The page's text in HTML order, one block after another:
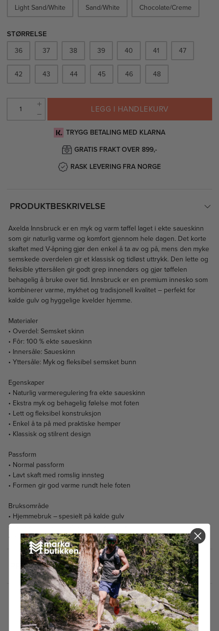
Light Sand/White Sand/White Chocolate/Creme
STØRRELSE
36 37 38 39 40 41 47
42 43 44 45 46 48
LEGG I HANDLEKURV
TRYGG BETALING MED KLARNA
GRATIS FRAKT OVER 899,-
RASK LEVERING FRA NORGE
PRODUKTBESKRIVELSE
Axelda Innsbruck er en myk og varm tøffel laget i ekte saueskinn
som gir naturlig varme og komfort gjennom hele dagen. Det korte
skaftet med V-åpning gjør den enkel å ta av og på, mens den myke
semskede overdelen gir et klassisk og tidløst uttrykk. Den lette og
fleksible yttersålen gir godt grep innendørs og gjør tøffelen
behagelig å bruke over tid. Innsbruck er en premium innesko som
kombinerer varme, mykhet og tradisjonell kvalitet – perfekt for
kalde gulv og hyggelige kvelder hjemme.
Materialer
• Overdel: Semsket skinn
• Fôr: 100 % ekte saueskinn
• Innersåle: Saueskinn
• Yttersåle: Myk og fleksibel semsket bunn
Egenskaper
• Naturlig varmeregulering fra ekte saueskinn
• Ekstra myk og behagelig følelse mot foten
• Lett og fleksibel konstruksjon
• Enkel å ta på med praktiske hemper
• Klassisk og stilrent design
Passform
• Normal passform
• Lavt skaft med romslig innsteg
• Formen gir god varme rundt hele foten
Bruksområde
• Hjemmebruk – spesielt på kalde gulv
• Perfekt som vintertøffel for maksimal komfort
• Ideell til hytta og fritidsbruk innendørs
PRISHISTORIKK
5.0